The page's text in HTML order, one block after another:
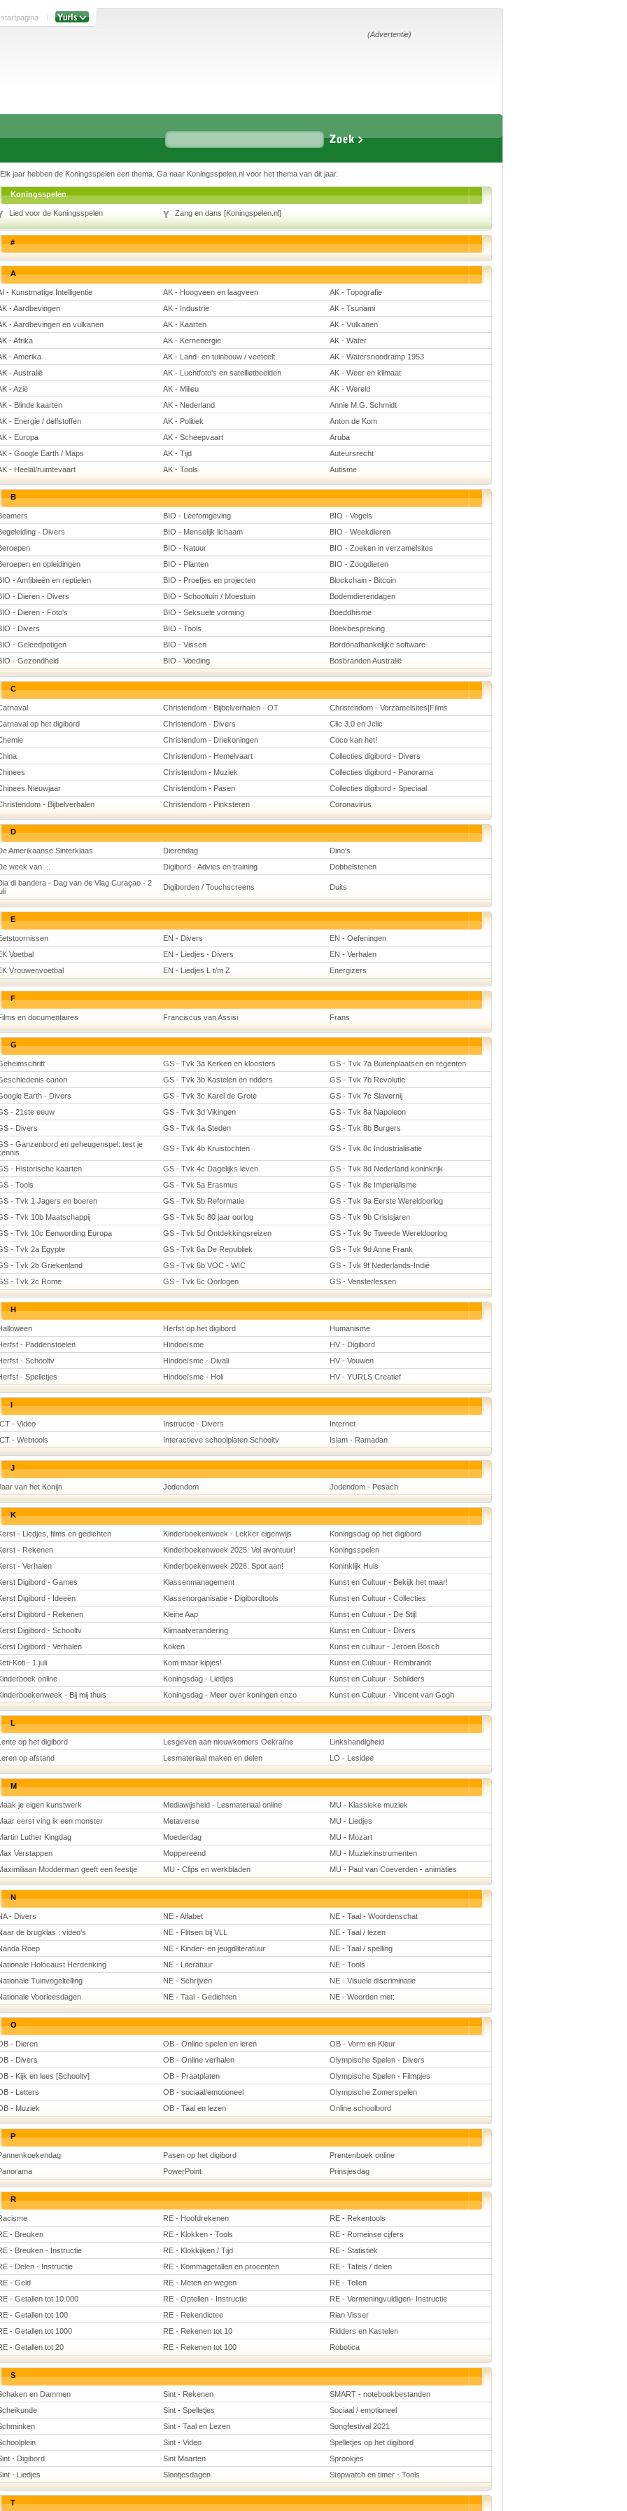
(Advertentie)
Elk jaar hebben de Koningsspelen een thema. Ga naar Koningsspelen.nl voor het thema van dit jaar.
Koningsspelen
Lied voor de Koningsspelen Zang en dans [Koningspelen.nl]
#
A
- Kunstmatige Intelligentie AK - Hoogveen en laagveen
AK - Topografie
- Aardbevingen
AK - Industrie
AK - Tsunami
- Aardbevingen en vulkanen
AK - Kaarten
AK - Vulkanen
- Afrika
AK - Kernenergie
AK - Water
- Amerika
AK - Land- en tuinbouw / veeteelt
AK - Watersnoodramp 1953
- Australië
AK - Luchtfoto's en satellietbeelden
AK - Weer en klimaat
- Azië
AK - Milieu
AK - Wereld
- Blinde kaarten
AK - Nederland
Annie M.G. Schmidt
- Energie / delfstoffen
AK - Politiek
Anton de Kom
- Europa
AK - Scheepvaart
Aruba
- Google Earth / Maps
AK - Tijd
Auteursrecht
- Heelal/ruimtevaart
AK - Tools Autisme
B
BIO - Leefomgeving
BIO - Vogels
- Divers
BIO - Menselijk lichaam
BIO - Weekdieren
BIO - Natuur
BIO - Zoeken in verzamelsites
en opleidingen
BIO - Planten
BIO - Zoogdieren
- Amfibieën en reptielen
BIO - Proefjes en projecten
Blockchain - Bitcoin
- Dieren - Divers
BIO - Schooltuin / Moestuin
Bodemdierendagen
- Dieren - Foto's
BIO - Seksuele vorming
Boeddhisme
- Divers
BIO - Tools
Boekbespreking
- Geleedpotigen
BIO - Vissen
Bordonafhankelijke software
- Gezondheid
BIO - Voeding Bosbranden Australië
C
Christendom - Bijbelverhalen - OT
Christendom - Verzamelsites|Films
op het digibord
Christendom - Divers
Clic 3.0 en Jclic
Christendom - Driekoningen
Coco kan het!
Christendom - Hemelvaart
Collecties digibord - Divers
Christendom - Muziek
Collecties digibord - Panorama
Nieuwjaar
Christendom - Pasen
Collecties digibord - Speciaal
- Bijbelverhalen
Christendom - Pinksteren Coronavirus
D
Amerikaanse Sinterklaas Dierendag
Dino's
week van ...
Digibord - Advies en training
Dobbelstenen
di bandera - Dag van de Vlag Curaçao - 2
Digiborden / Touchscreens Duits
E
EN - Divers
EN - Oefeningen
Voetbal
EN - Liedjes - Divers
EN - Verhalen
Vrouwenvoetbal
EN - Liedjes L t/m Z Energizers
F
en documentaires Franciscus van Assisi Frans
G
GS - Tvk 3a Kerken en kloosters
GS - Tvk 7a Buitenplaatsen en regenten
canon
GS - Tvk 3b Kastelen en ridders
GS - Tvk 7b Revolutie
Earth - Divers
GS - Tvk 3c Karel de Grote
GS - Tvk 7c Slavernij
- 21ste eeuw
GS - Tvk 3d Vikingen
GS - Tvk 8a Napoleon
- Divers
GS - Tvk 4a Steden
GS - Tvk 8b Burgers
- Ganzenbord en geheugenspel: test je
GS - Tvk 4b Kruistochten GS - Tvk 8c Industrialisatie
- Historische kaarten GS - Tvk 4c Dagelijks leven
GS - Tvk 8d Nederland koninkrijk
- Tools
GS - Tvk 5a Erasmus
GS - Tvk 8e Imperialisme
- Tvk 1 Jagers en boeren
GS - Tvk 5b Reformatie
GS - Tvk 9a Eerste Wereldoorlog
- Tvk 10b Maatschappij
GS - Tvk 5c 80 jaar oorlog
GS - Tvk 9b Crisisjaren
- Tvk 10c Eenwording Europa
GS - Tvk 5d Ontdekkingsreizen
GS - Tvk 9c Tweede Wereldoorlog
- Tvk 2a Egypte
GS - Tvk 6a De Republiek
GS - Tvk 9d Anne Frank
- Tvk 2b Griekenland
GS - Tvk 6b VOC - WIC
GS - Tvk 9f Nederlands-Indië
- Tvk 2c Rome
GS - Tvk 6c Oorlogen GS - Vensterlessen
H
Herfst op het digibord
Humanisme
- Paddenstoelen
Hindoeïsme
HV - Digibord
- Schooltv
Hindoeïsme - Divali
HV - Vouwen
- Spelletjes
Hindoeïsme - Holi HV - YURLS Creatief
I
- Video Instructie - Divers
Internet
- Webtools
Interactieve schoolplaten Schooltv Islam - Ramadan
J
van het Konijn Jodendom Jodendom - Pesach
K
- Liedjes, films en gedichten Kinderboekenweek - Lekker eigenwijs
Koningsdag op het digibord
- Rekenen
Kinderboekenweek 2025: Vol avontuur!
Koningsspelen
- Verhalen
Kinderboekenweek 2026: Spot aan!
Koninklijk Huis
Digibord - Games
Klassenmanagement
Kunst en Cultuur - Bekijk het maar!
Digibord - Ideeën
Klassenorganisatie - Digibordtools
Kunst en Cultuur - Collecties
Digibord - Rekenen
Kleine Aap
Kunst en Cultuur - De Stijl
Digibord - Schooltv
Klimaatverandering
Kunst en Cultuur - Divers
Digibord - Verhalen
Koken
Kunst en cultuur - Jeroen Bosch
Koti - 1 juli
Kom maar kipjes!
Kunst en Cultuur - Rembrandt
online
Koningsdag - Liedjes
Kunst en Cultuur - Schilders
- Bij mij thuis
Koningsdag - Meer over koningen enzo Kunst en Cultuur - Vincent van Gogh
L
op het digibord Lesgeven aan nieuwkomers Oekraïne
Linkshandigheid
op afstand
Lesmateriaal maken en delen LO - Lesidee
M
je eigen kunstwerk Mediawijsheid - Lesmateriaal online
MU - Klassieke muziek
eerst ving ik een monster
Metaverse
MU - Liedjes
Luther Kingdag
Moederdag
MU - Mozart
Verstappen
Moppereend
MU - Muziekinstrumenten
Modderman geeft een feestje
MU - Clips en werkbladen MU - Paul van Coeverden - animaties
N
- Divers NE - Alfabet
NE - Taal - Woordenschat
de brugklas : video's
NE - Flitsen bij VLL
NE - Taal / lezen
Roep
NE - Kinder- en jeugdliteratuur
NE - Taal / spelling
Holocaust Herdenking
NE - Literatuur
NE - Tools
Tuinvogeltelling
NE - Schrijven
NE - Visuele discriminatie
Voorleesdagen
NE - Taal - Gedichten NE - Woorden met:
O
- Dieren OB - Online spelen en leren
OB - Vorm en Kleur
- Divers
OB - Online verhalen
Olympische Spelen - Divers
- Kijk en lees [Schooltv]
OB - Praatplaten
Olympische Spelen - Filmpjes
- Letters
OB - sociaal/emotioneel
Olympische Zomerspelen
- Muziek
OB - Taal en lezen Online schoolbord
P
Pasen op het digibord
Prentenboek online
PowerPoint Prinsjesdag
R
RE - Hoofdrekenen
RE - Rekentools
- Breuken
RE - Klokken - Tools
RE - Romeinse cijfers
- Breuken - Instructie
RE - Klokkijken / Tijd
RE - Statistiek
- Delen - Instructie
RE - Kommagetallen en procenten
RE - Tafels / delen
- Geld
RE - Meten en wegen
RE - Tellen
- Getallen tot 10.000
RE - Optellen - Instructie
RE - Vermeningvuldigen- Instructie
- Getallen tot 100
RE - Rekendictee
Rian Visser
- Getallen tot 1000
RE - Rekenen tot 10
Ridders en Kastelen
- Getallen tot 20
RE - Rekenen tot 100 Robotica
S
en Dammen Sint - Rekenen
SMART - notebookbestanden
Sint - Spelletjes
Sociaal / emotioneel
Sint - Taal en Lezen
Songfestival 2021
Sint - Video
Spelletjes op het digibord
- Digibord
Sint Maarten
Sprookjes
- Liedjes
Slootjesdagen Stopwatch en timer - Tools
T